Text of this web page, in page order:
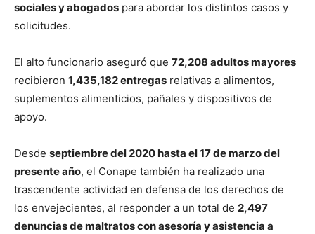
sociales y abogados para abordar los distintos casos y
solicitudes.
El alto funcionario aseguró que 72,208 adultos mayores
recibieron 1,435,182 entregas relativas a alimentos,
suplementos alimenticios, pañales y dispositivos de
apoyo.
Desde septiembre del 2020 hasta el 17 de marzo del
presente año, el Conape también ha realizado una
trascendente actividad en defensa de los derechos de
los envejecientes, al responder a un total de 2,497
denuncias de maltratos con asesoría y asistencia a